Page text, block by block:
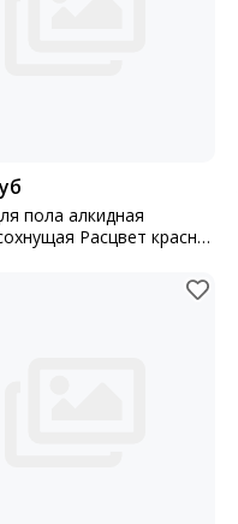
пола алкидная
Расцвет красно-